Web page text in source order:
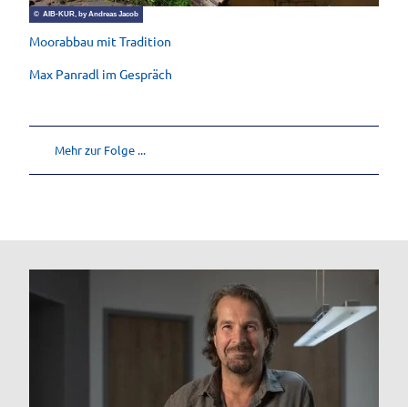
© AIB-KUR, by Andreas Jacob
Moorabbau mit Tradition
Max Panradl im Gespräch
Mehr zur Folge ...